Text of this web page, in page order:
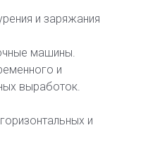
и заряжания
машины.
и
выработок.
и